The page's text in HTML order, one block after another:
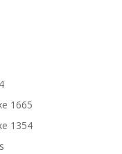
1665
1354